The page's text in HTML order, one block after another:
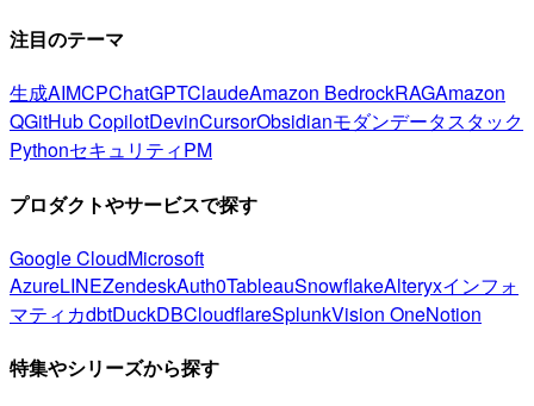
注目のテーマ
生成AIMCPChatGPTClaudeAmazon BedrockRAGAmazon
QGitHub CopilotDevinCursorObsidianモダンデータスタック
PythonセキュリティPM
プロダクトやサービスで探す
Google CloudMicrosoft
AzureLINEZendeskAuth0TableauSnowflakeAlteryxインフォ
マティカdbtDuckDBCloudflareSplunkVision OneNotion
特集やシリーズから探す